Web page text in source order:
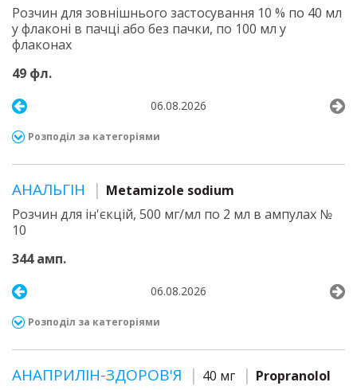
Розчин для зовнішнього застосування 10 % по 40 мл
у флаконі в пачці або без пачки, по 100 мл у
флаконах
49 фл.
06.08.2026
Розподіл за категоріями
АНАЛЬГІН
Metamizole sodium
Розчин для ін'єкцій, 500 мг/мл по 2 мл в ампулах №
10
344 амп.
06.08.2026
Розподіл за категоріями
АНАПРИЛІН-ЗДОРОВ'Я 40 мг
Propranolol